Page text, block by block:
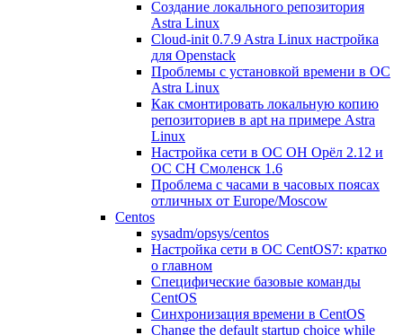
Создание локального репозитория
Astra Linux
Cloud-init 0.7.9 Astra Linux настройка
для Openstack
Проблемы с установкой времени в ОС
Astra Linux
Как смонтировать локальную копию
репозиториев в apt на примере Astra
Linux
Настройка сети в ОС ОН Орёл 2.12 и
ОС СН Смоленск 1.6
Проблема с часами в часовых поясах
отличных от Europe/Moscow
Centos
sysadm/opsys/centos
Настройка сети в ОС CentOS7: кратко
о главном
Специфические базовые команды
CentOS
Синхронизация времени в CentOS
Change the default startup choice while